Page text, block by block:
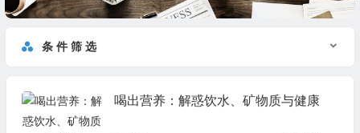
条 件 筛 选
喝出营养：解惑饮水、矿物质与健康